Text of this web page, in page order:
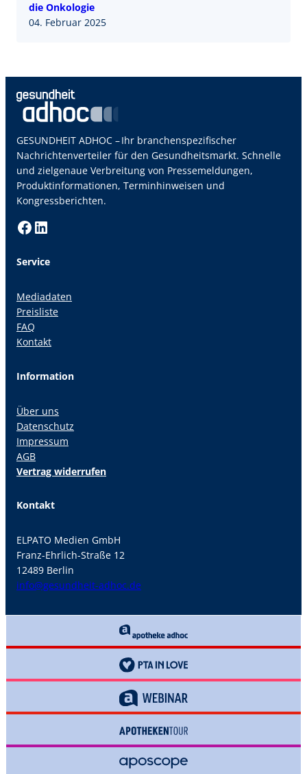
die Onkologie
04. Februar 2025
GESUNDHEIT ADHOC – Ihr branchenspezifischer
Nachrichtenverteiler für den Gesundheitsmarkt. Schnelle
und zielgenaue Verbreitung von Pressemeldungen,
Produktinformationen, Terminhinweisen und
Kongressberichten.
Facebook LinkedIn
Service
Mediadaten
Preisliste
FAQ
Kontakt
Information
Über uns
Datenschutz
Impressum
AGB
Vertrag widerrufen
Kontakt
ELPATO Medien GmbH
Franz-Ehrlich-Straße 12
12489 Berlin
info@gesundheit-adhoc.de